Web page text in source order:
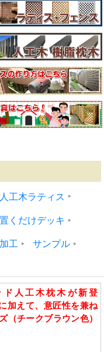
人工木ラティス
置くだけデッキ
工 サンプル
人工木枕木が新登
加えて、意匠性を兼ね
（チークブラウン色）